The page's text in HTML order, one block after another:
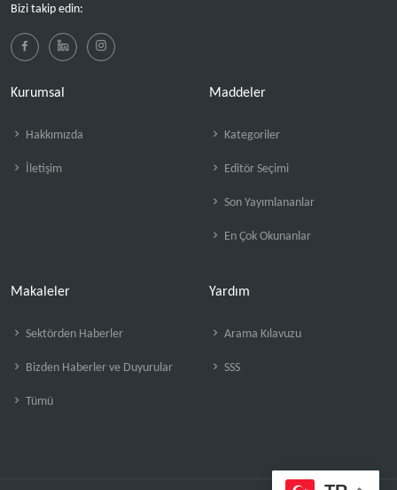
Bizi takip edin:
Kurumsal
Hakkımızda
İletişim
Maddeler
Kategoriler
Editör Seçimi
Son Yayımlananlar
En Çok Okunanlar
Makaleler
Sektörden Haberler
Bizden Haberler ve Duyurular
Tümü
Yardım
Arama Kılavuzu
SSS